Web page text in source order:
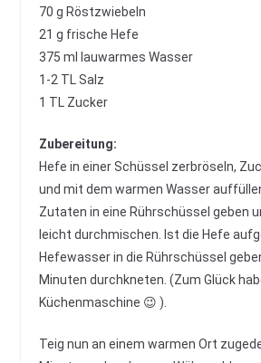
70 g Röstzwiebeln
21 g frische Hefe
375 ml lauwarmes Wasser
1-2 TL Salz
1 TL Zucker
Zubereitung:
Hefe in einer Schüssel zerbröseln,
und mit dem warmen Wasser
Zutaten in eine Rührschüssel geben
leicht durchmischen. Ist die Hefe
Hefewasser in die Rührschüssel
Minuten durchkneten. (Zum Glück
Küchenmaschine 😉 ).
Teig nun an einem warmen Ort